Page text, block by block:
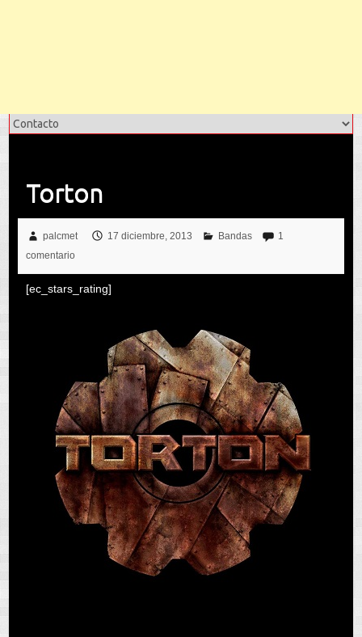
Torton
palcmet 17 diciembre, 2013 Bandas
1
comentario
[ec_stars_rating]